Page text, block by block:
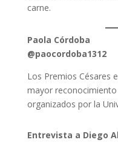
carne.
Paola Córdoba
@paocordoba1312
Los Premios Césares
mayor
organizados por la
Entrevista a Diego